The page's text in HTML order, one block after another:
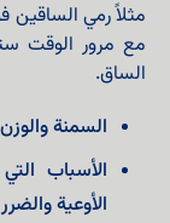
مثلاً رمي
مع مرور الوقت
الساق.
السمنة
الأسباب
الأوعية